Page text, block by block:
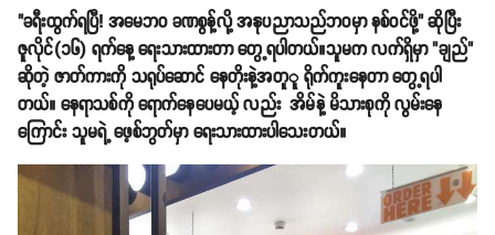
"ခရီးထွက်ရပြီ! အမေဘဝ ခဏစွန့်လို့ အနုပညာသည်ဘဝမှာ နစ်ဝင်ဖို့" ဆိုပြီး
ဇူလိုင်(၁၆) ရက်နေ့ ရေးသားထားတာ တွေ့ရပါတယ်။သူမက လက်ရှိမှာ "ချည်"
ဆိုတဲ့ ဇာတ်ကားကို သရုပ်ဆောင် နေတိုးနဲ့အတူူ ရိုက်ကူးနေတာ တွေ့ရပါ
တယ်။ နေရာသစ်ကို ရောက်နေပေမယ့် လည်း အိမ်နဲ့ မိသားစုကို လွမ်းနေ
ကြောင်း သူမရဲ့ ဖေ့စ်ဘွတ်မှာ ရေးသားထားပါသေးတယ်။